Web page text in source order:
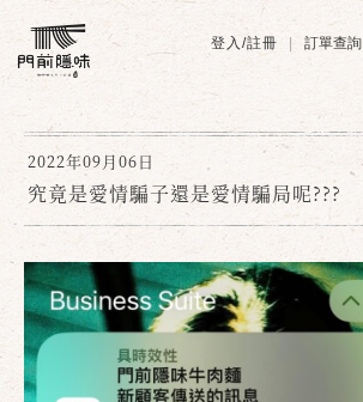
登入/註冊 訂單查詢
2022年09月06日
究竟是愛情騙子還是愛情騙局呢???